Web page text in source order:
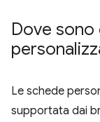
Dove sono
Le schede
supportata dai